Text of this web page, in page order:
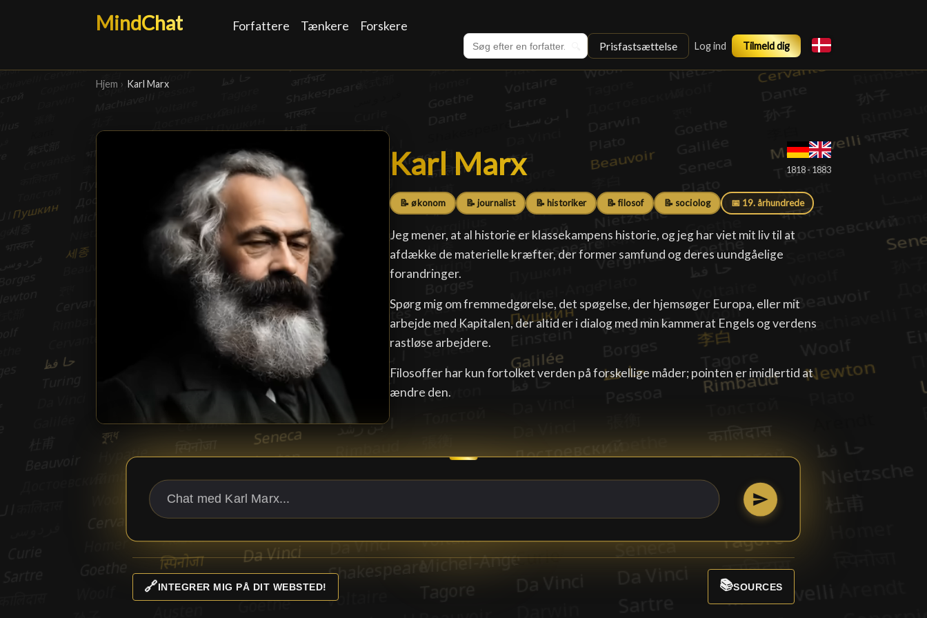
MindChat Forfattere Tænkere Forskere
Prisfastsættelse Log ind Tilmeld dig
Hjem › Karl Marx
Karl Marx
Karl Marx█ 1818 - 1883
📝 økonom 📝 journalist 📝 historiker 📝 filosof 📝 sociolog 📅 19. århundrede
Jeg mener, at al historie er klassekampens historie, og jeg har viet mit liv til at
afdække de materielle kræfter, der former samfund og deres uundgåelige
forandringer.
Spørg mig om fremmedgørelse, det spøgelse, der hjemsøger Europa, eller mit
arbejde med Kapitalen, der altid er i dialog med min kammerat Engels og verdens
rastløse arbejdere.
Filosoffer har kun fortolket verden på forskellige måder; pointen er imidlertid at
ændre den.
🔗INTEGRER MIG PÅ DIT WEBSTED! 📚SOURCES